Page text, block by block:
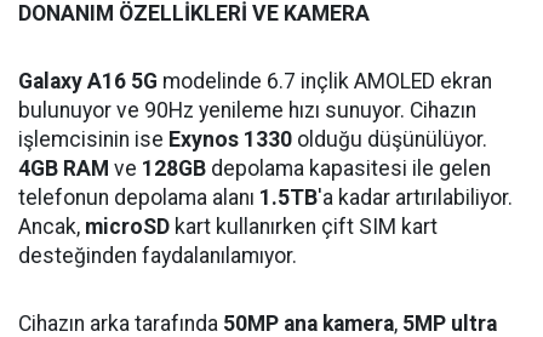
DONANIM ÖZELLİKLERİ VE KAMERA
Galaxy A16 5G modelinde 6.7 inçlik AMOLED ekran
bulunuyor ve 90Hz yenileme hızı sunuyor. Cihazın
işlemcisinin ise Exynos 1330 olduğu düşünülüyor.
4GB RAM ve 128GB depolama kapasitesi ile gelen
telefonun depolama alanı 1.5TB'a kadar artırılabiliyor.
Ancak, microSD kart kullanırken çift SIM kart
desteğinden faydalanılamıyor.
Cihazın arka tarafında 50MP ana kamera, 5MP ultra